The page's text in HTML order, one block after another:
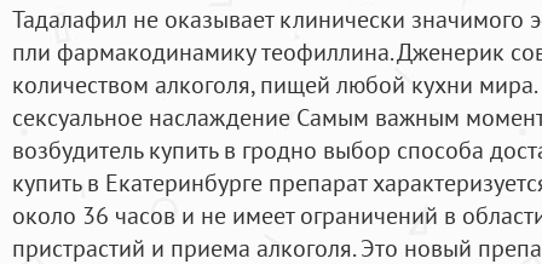
Тадалафил не оказывает клинически значимого
пли фармакодинамику теофиллина. Дженерик
количеством алкоголя, пищей любой кухни
сексуальное наслаждение Самым важным
возбудитель купить в гродно выбор способа
купить в Екатеринбурге препарат
около 36 часов и не имеет ограничений в
пристрастий и приема алкоголя. Это новый